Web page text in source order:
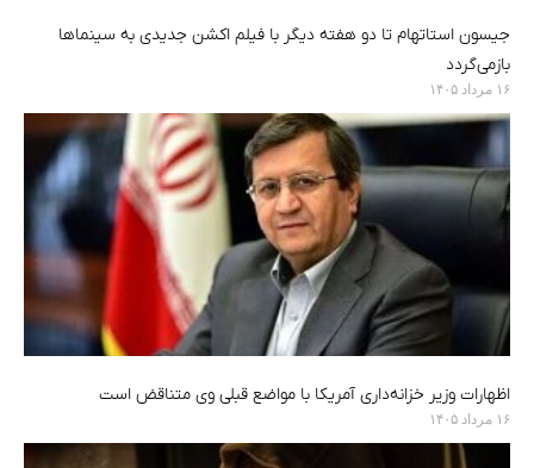
جیسون استاتهام تا دو هفته دیگر با فیلم اکشن جدیدی به سینماها
بازمی‌گردد
۱۶ مرداد ۱۴۰۵
اظهارات وزیر خزانه‌داری آمریکا با مواضع قبلی وی متناقض است
۱۶ مرداد ۱۴۰۵